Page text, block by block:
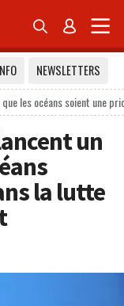
 
NEWSLETTERS
les océans soient une
un
la lutte